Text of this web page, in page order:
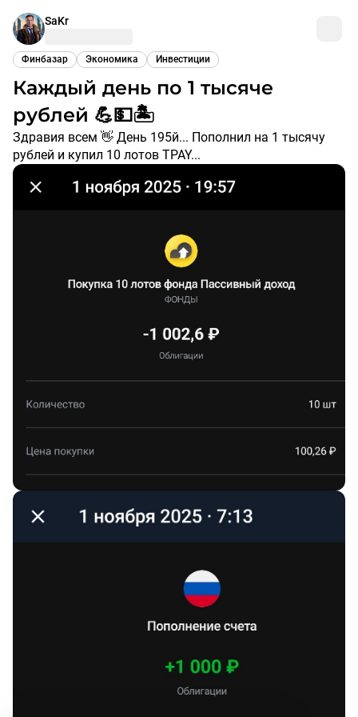
SaKr
Финбазар Экономика Инвестиции
Каждый день по 1 тысяче
рублей 💪💵🏝️
Здравия всем 👋 День 195й... Пополнил на 1 тысячу
рублей и купил 10 лотов TPAY...